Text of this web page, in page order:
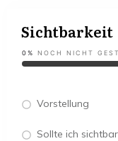
Sichtbarkeit
0% NOCH NICHT
Vorstellung
Sollte ich